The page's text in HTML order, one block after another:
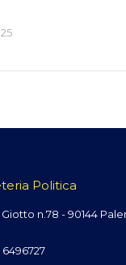
Politica
Giotto n.78 - 90144
6496727